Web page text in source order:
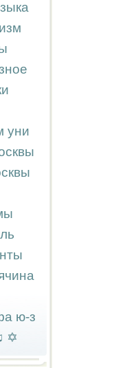
уни
ю-з
✡